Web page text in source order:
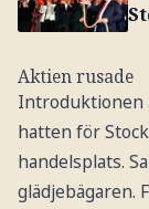
Aktien rusade
Introduktionen
hatten för
handelsplats.
glädjebägaren.